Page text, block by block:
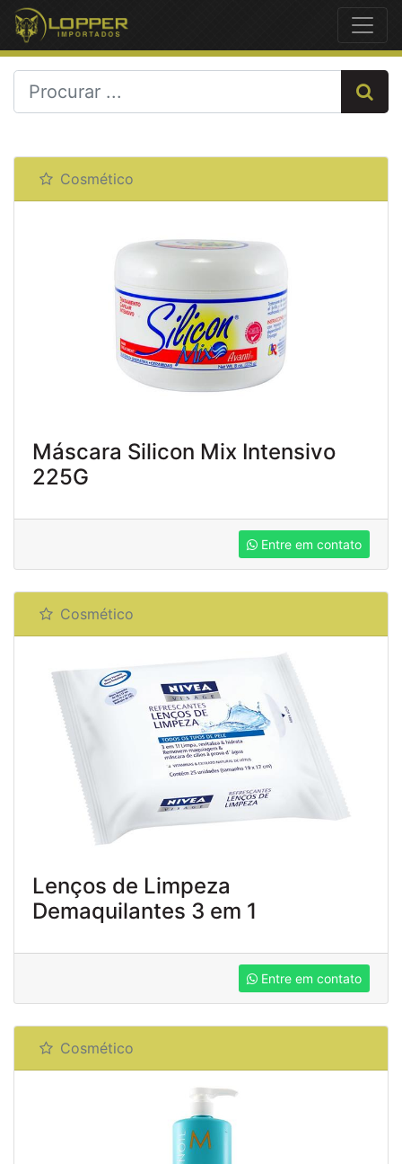
Cosmético
Máscara Silicon Mix Intensivo
225G
Entre em contato
Cosmético
Lenços de Limpeza
Demaquilantes 3 em 1
Entre em contato
Cosmético